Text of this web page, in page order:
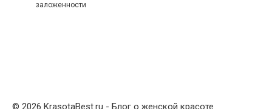
заложенности
© 2026 KrasotaBest.ru - Блог о женской красоте